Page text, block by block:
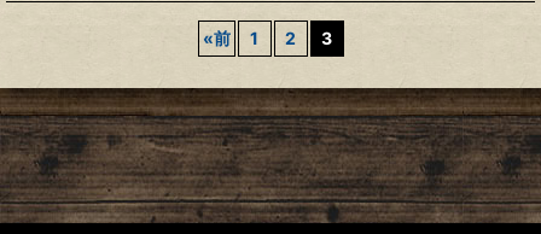
«前 1 2 3